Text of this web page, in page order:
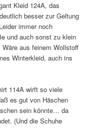
Kleid 124A, das
besser zur Geltung
immer noch
und auch sonst zu klein
aus feinem Wollstoff
Winterkleid, auch ins
114A wirft so viele
es gut von Häschen
sein könnte… da
(Und die Schuhe